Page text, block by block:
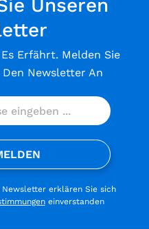
Unseren
Erfährt. Melden Sie
Newsletter An
erklären Sie sich
einverstanden